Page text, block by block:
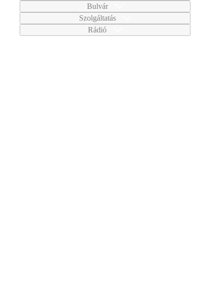
Bulvár
Szolgáltatás
Rádió